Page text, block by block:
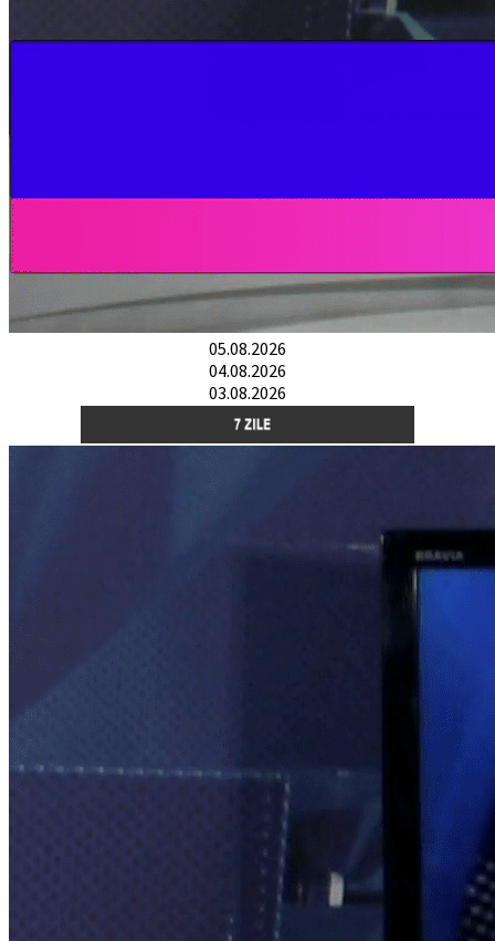
05.08.2026
04.08.2026
03.08.2026